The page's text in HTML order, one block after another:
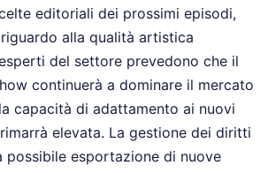
editoriali dei prossimi episodi,
alla qualità artistica
del settore prevedono che il
continuerà a dominare il mercato
capacità di adattamento ai nuovi
elevata. La gestione dei diritti
possibile esportazione di nuove